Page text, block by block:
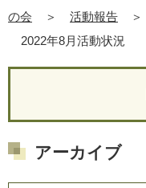
の会
＞ 活動報告 ＞
2022年8月活動状況
アーカイブ